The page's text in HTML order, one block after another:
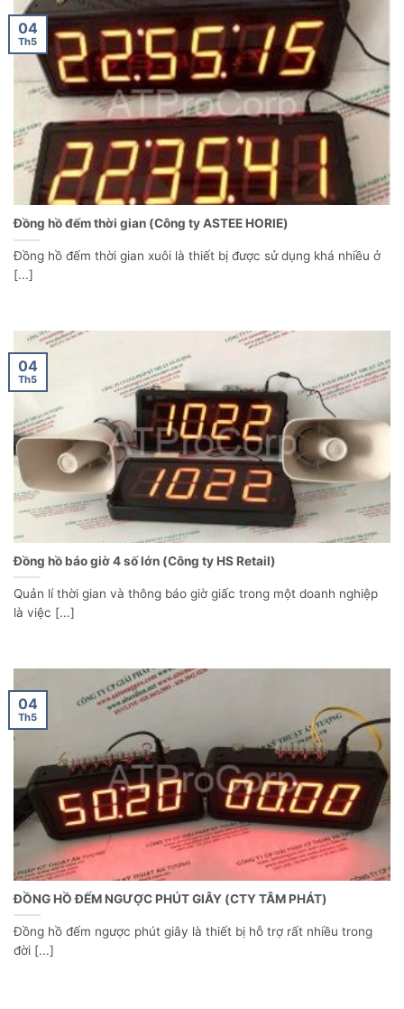
Đồng hồ đếm thời gian (Công ty ASTEE HORIE)
Đồng hồ đếm thời gian xuôi là thiết bị được sử dụng khá nhiều ở
[...]
04
Th5
Đồng hồ báo giờ 4 số lớn (Công ty HS Retail)
Quản lí thời gian và thông báo giờ giấc trong một doanh nghiệp
là việc [...]
04
Th5
ĐỒNG HỒ ĐẾM NGƯỢC PHÚT GIÂY (CTY TÂM PHÁT)
Đồng hồ đếm ngược phút giây là thiết bị hỗ trợ rất nhiều trong
đời [...]
04
Th5